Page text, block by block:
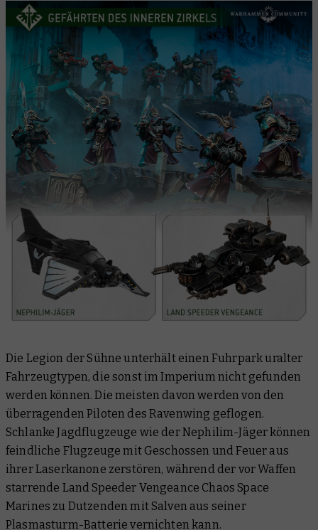
Die Legion der Sühne unterhält einen Fuhrpark uralter
Fahrzeugtypen, die sonst im Imperium nicht gefunden
werden können. Die meisten davon werden von den
überragenden Piloten des Ravenwing geflogen.
Schlanke Jagdflugzeuge wie der Nephilim-Jäger können
feindliche Flugzeuge mit Geschossen und Feuer aus
ihrer Laserkanone zerstören, während der vor Waffen
starrende Land Speeder Vengeance Chaos Space
Marines zu Dutzenden mit Salven aus seiner
Plasmasturm-Batterie vernichten kann.